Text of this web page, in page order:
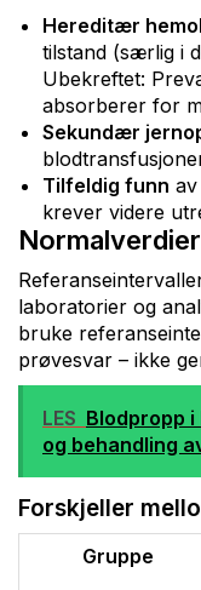
Hereditær
tilstand (særlig i
Ubekreftet:
absorberer for
Sekundær
Tilfeldig funn
krever videre
laboratorier og
bruke
prøvesvar – ikke
LES Blodpropp
og behandling
Forskjeller
Gruppe